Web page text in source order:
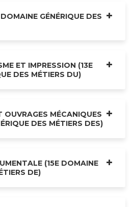
GÉNÉRIQUE DES
ET IMPRESSION (13E
DES MÉTIERS DU)
OUVRAGES MÉCANIQUES
DES MÉTIERS DES)
(15E DOMAINE
DE)